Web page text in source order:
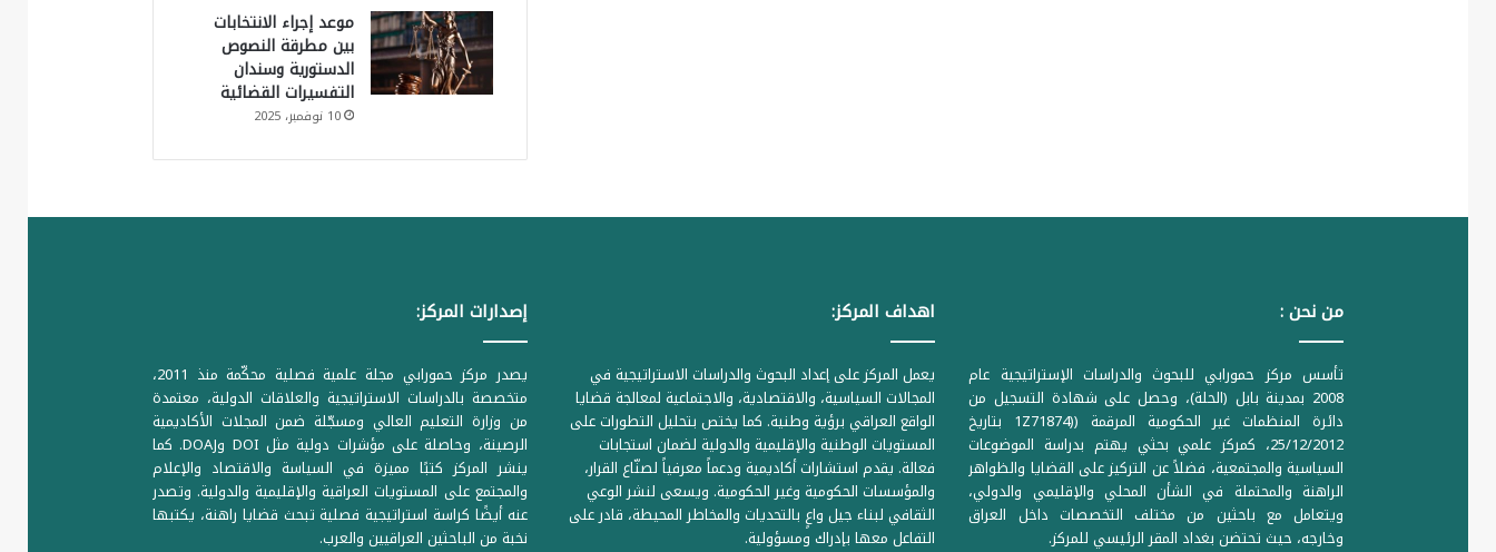
موعد إجراء الانتخابات
بين مطرقة النصوص
الدستورية وسندان
التفسيرات القضائية
10 نوفمبر، 2025
من نحن :
تأسس مركز حمورابي للبحوث والدراسات الإستراتيجية عام
2008 بمدينة بابل (الحلة)، وحصل على شهادة التسجيل من
دائرة المنظمات غير الحكومية المرقمة ((1Z71874 بتاريخ
25/12/2012، كمركز علمي بحثي يهتم بدراسة الموضوعات
السياسية والمجتمعية، فضلاً عن التركيز على القضايا والظواهر
الراهنة والمحتملة في الشأن المحلي والإقليمي والدولي،
ويتعامل مع باحثين من مختلف التخصصات داخل العراق
وخارجه، حيث تحتضن بغداد المقر الرئيسي للمركز.
اهداف المركز:
يعمل المركز على إعداد البحوث والدراسات الاستراتيجية في
المجالات السياسية، والاقتصادية، والاجتماعية لمعالجة قضايا
الواقع العراقي برؤية وطنية. كما يختص بتحليل التطورات على
المستويات الوطنية والإقليمية والدولية لضمان استجابات
فعالة. يقدم استشارات أكاديمية ودعماً معرفياً لصنّاع القرار،
والمؤسسات الحكومية وغير الحكومية. ويسعى لنشر الوعي
الثقافي لبناء جيل واعٍ بالتحديات والمخاطر المحيطة، قادر على
التفاعل معها بإدراك ومسؤولية.
إصدارات المركز:
يصدر مركز حمورابي مجلة علمية فصلية محكّمة منذ 2011،
متخصصة بالدراسات الاستراتيجية والعلاقات الدولية، معتمدة
من وزارة التعليم العالي ومسجّلة ضمن المجلات الأكاديمية
الرصينة، وحاصلة على مؤشرات دولية مثل DOI وDOAJ. كما
ينشر المركز كتبًا مميزة في السياسة والاقتصاد والإعلام
والمجتمع على المستويات العراقية والإقليمية والدولية. وتصدر
عنه أيضًا كراسة استراتيجية فصلية تبحث قضايا راهنة، يكتبها
نخبة من الباحثين العراقيين والعرب.